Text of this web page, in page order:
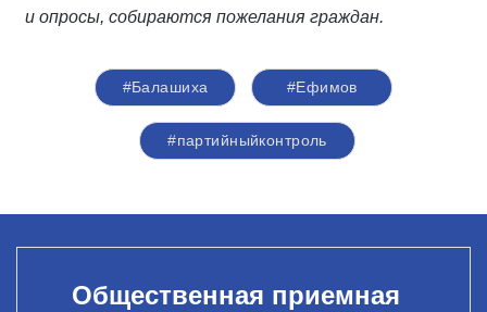
и опросы, собираются пожелания граждан.
#Балашиха #Ефимов
#партийныйконтроль
Общественная приемная